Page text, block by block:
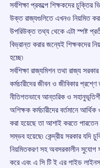
সর্বশিক্ষা প্রকল্পে শিক্ষকদের
উক্ত রাজ্যগুলিতে এখনও নিয়মিত
উপরিউক্ত তথ্য থেকে এটা স্পষ্ট
বিভ্রান্ত করার জন্যেই শিক্ষকদের
হচ্ছে৷
সর্বশিক্ষা রাজ্যমিশন তথা রাজ্য
কর্মচারীদের জীবন ও জীবিকার প্রশ্ণে
নীতিগতভাবে আন্তরিক ও
অশিক্ষক কর্মচারীদের বর্তমানে
করা হয়েছে তা আশাই করতে পারতেন
সম্ভব হয়েছে৷ কেন্দ্রীয় সরকার যদি
নিয়মিতকরণ সহ অবসরকালীন সুযোগ
করে এবং এ সি টি ই এর গাইড